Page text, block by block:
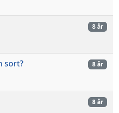
8 år
sort? 8 år
8 år